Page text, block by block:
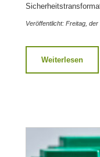
Veröffentlicht: Freitag,
Weiterlesen